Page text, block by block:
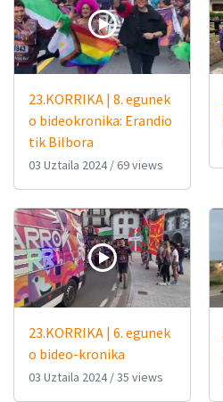
23.KORRIKA | 8. egunek
o bideokronika: Erandio
tik Bilbora
03 Uztaila 2024/ 69 views
23.KORRIKA | 6. egunek
o bideo-kronika
03 Uztaila 2024/35 views